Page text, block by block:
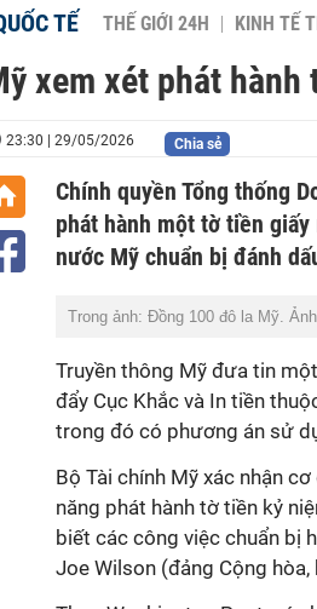
TẾ THẾ GIỚI 24H KINH TẾ
xem xét phát hành
23:30 | 29/05/2026 Chia sẻ
Chính quyền Tổng thống
phát hành một tờ tiền
nước Mỹ chuẩn bị đánh
Trong ảnh: Đồng 100 đô la Mỹ.
Truyền thông Mỹ đưa tin
đẩy Cục Khắc và In tiền
trong đó có phương án sử
Bộ Tài chính Mỹ xác nhận
năng phát hành tờ tiền kỷ
biết các công việc chuẩn bị
Joe Wilson (đảng Cộng